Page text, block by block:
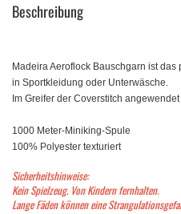
Beschreibung
Madeira Aeroflock Bauschgarn ist
in Sportkleidung oder Unterwäsche.
Im Greifer der Coverstitch
1000 Meter-Miniking-Spule
100% Polyester texturiert
Sicherheitshinweise:
Kein Spielzeug. Von Kindern fernhalten.
Lange Fäden können eine